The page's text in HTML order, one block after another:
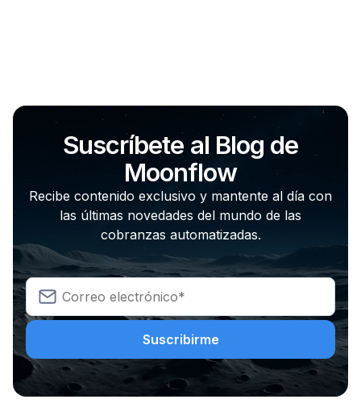
Suscríbete al Blog de
Moonflow
Recibe contenido exclusivo y mantente al día con
las últimas novedades del mundo de las
cobranzas automatizadas.